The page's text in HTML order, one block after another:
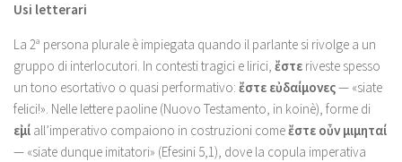
Usi letterari
La 2ª persona plurale è impiegata quando il parlante si rivolge a un
gruppo di interlocutori. In contesti tragici e lirici, ἔστε riveste spesso
un tono esortativo o quasi performativo: ἔστε εὐδαίμονες— «siate
felici!». Nelle lettere paoline (Nuovo Testamento, in koinè), forme di
εἰμί all’imperativo compaiono in costruzioni comeἔστε οὖν μιμηταί
— «siate dunque imitatori» (Efesini 5,1), dove la copula imperativa